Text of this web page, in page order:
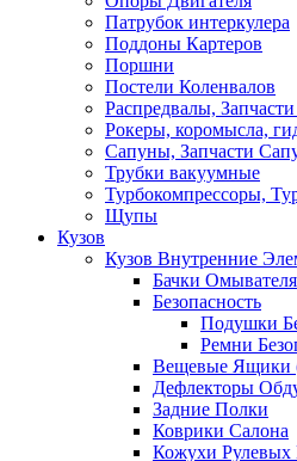
Патрубок интеркулера
Поддоны Картеров
Поршни
Постели Коленвалов
Распредвалы,
Рокеры, коромысла,
Сапуны, Запчасти
Трубки вакуумные
Турбокомпрессоры,
Щупы
Кузов
Кузов Внутренние
Бачки Омывателя
Безопасность
Подушки
Ремни
Вещевые Ящики
Дефлекторы
Задние Полки
Коврики Салона
Кожухи Рулевых